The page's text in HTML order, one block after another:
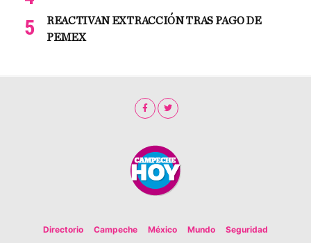
REACTIVAN EXTRACCIÓN TRAS PAGO DE
PEMEX
Directorio Campeche México Mundo Seguridad